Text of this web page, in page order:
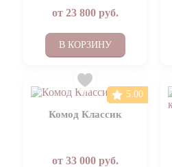
от 23 800руб.
В КОРЗИНУ
Комод Классик
от 33 000руб.
5.00